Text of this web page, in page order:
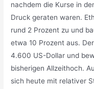
nachdem die Kurse in
Druck geraten waren.
rund 2 Prozent zu und
etwa 10 Prozent aus.
4.600 US-Dollar und
bisherigen Allzeithoch.
sich heute mit relativer